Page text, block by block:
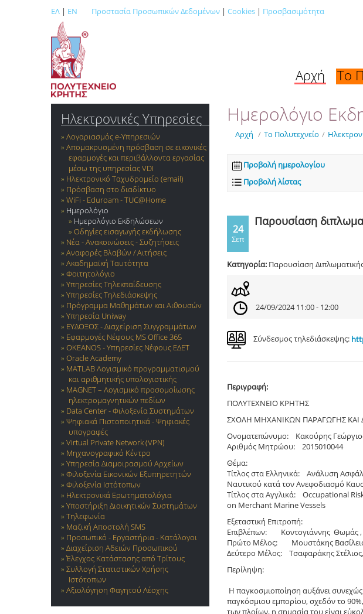
ΕΛ | EN Προστασία Προσωπικών Δεδομένων | Cookies | Προσβασιμότητα
Αρχή Το
Ηλεκτρονικές Υπηρεσίες
Λογαριασμός e-Yπηρεσιών
Απομακρυσμένη πρόσβαση σε εικονικές
εφαρμογές και περιβάλλοντα εργασίας
μέσω της υπηρεσίας VDI
Ηλεκτρονικό Ταχυδρομείο (email)
Πρόσβαση στο διαδίκτυο
WiFi - Eduroam - TUC@Home
Ημερολόγιο
Ημερολόγιο Εκδηλώσεων
Οδηγίες εισαγωγής εκδήλωσης
Νέα - Ανακοινώσεις - Συζητήσεις
Αναφορές Βλαβών / Αιτήσεις
Ακαδημαϊκή Ταυτότητα
Φοιτητολόγιο
Υπηρεσίες Τηλεκπαίδευσης
Υπηρεσίες Τηλεδιάσκεψης
Πρόγραμμα Μαθημάτων και Αιθουσών
Υπηρεσία Uniway
ΕΥΔΟΞΟΣ - Διαχείριση Συγγραμμάτων
Εφαρμογές Νέφους MS Office 365
OKEANOS - Υπηρεσίες Νέφους ΕΔΕΤ
Oracle Academy
MATLAB Λογισμικό προγραμματισμού
και αριθμητικής υπολογιστικής
MAGNET – Λογισμικό προσομοίωσης
ηλεκτρομαγνητικών πεδίων
Data Center - Φιλοξενία Συστημάτων
Ψηφιακά Πιστοποιητικά - Ψηφιακές
υπογραφές
Virtual Private Network (VPN)
Μηχανογραφικό Κέντρο
Υπηρεσία Διαμοιρασμού Αρχείων
Φιλοξενία Εικονικών Εξυπηρετητών
Φιλοξενία Ιστότοπων
Ηλεκτρονικά Ερωτηματολόγια
Υποστήριξη Διοικητικών Συστημάτων
Τηλεφωνία
Μαζική Αποστολή SMS
Προσωπικό - Εργαστήρια - Κατάλογοι
Διαχείριση Αδειών Προσωπικού
Έλεγχος Κατάστασης από Τρίτους
Συλλογή Στατιστικών Χρήσης
Ιστότοπων
Αξιολόγηση Φαγητού Λέσχης
Ημερολόγιο
Αρχή / Το Πολυτεχνείο /
Προβολή ημερολογίου
Προβολή λίστας
24
Σεπ
Παρουσίαση
Κατηγορία: Παρουσίαση
24/09/2024 11:00 - 12:00
Σύνδεσμος τηλεδιάσκεψης:
Περιγραφή:
ΠΟΛΥΤΕΧΝΕΙΟ ΚΡΗΤΗΣ
ΣΧΟΛΗ ΜΗΧΑΝΙΚΩΝ ΠΑΡΑΓΩΓΗΣ ΚΑΙ
Ονοματεπώνυμο: Κακούρης
Αριθμός Μητρώου: 2015010044
Θέμα:
Τίτλος στα Ελληνικά: Ανάλυση
Ναυτικού κατά τον Ανεφοδιασμό
Τίτλος στα Αγγλικά: Occupational
on Merchant Marine Vessels
Εξεταστική Επιτροπή:
Επιβλέπων: Κοντογιάννης Θωμάς ,
Πρώτο Μέλος: Μουστάκης
Δεύτερο Μέλος: Τσαφαράκης
Περίληψη:
Η παγκοσμιοποίηση αυξάνει
παγκόσμιου εμπορίου, σχεδόν το
των πλοίων, η σημασία του είναι